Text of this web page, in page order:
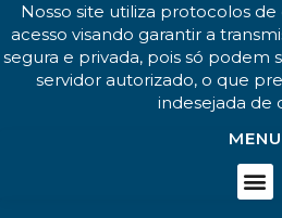
Nosso site utiliza protocolos de
acesso visando garantir a
segura e privada, pois só podem
servidor autorizado, o que
indesejada de
MENU